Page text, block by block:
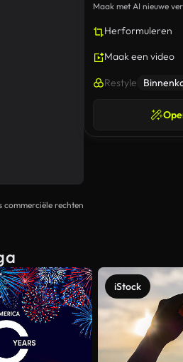
commerciële rechten
Maak met AI nieuwe
Herformuleren
Maak een video
Restyle
iStock